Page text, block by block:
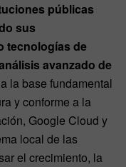
públicas
sus
tecnologías de
avanzado de
la base fundamental
y conforme a la
Google Cloud y
local de las
el crecimiento, la